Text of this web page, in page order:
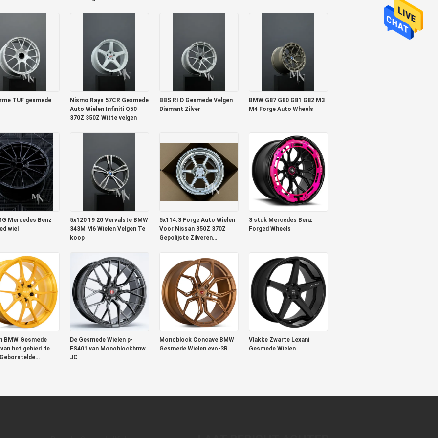
TUF gesmede
Nismo Rays 57CR Gesmede
Auto Wielen Infiniti Q50
370Z 350Z Witte velgen
BBS RI D Gesmede Velgen
Diamant Zilver
BMW G87 G80 G81 G82 M3
M4 Forge Auto Wheels
Mercedes Benz
wiel
5x120 19 20 Vervalste BMW
343M M6 Wielen Velgen Te
koop
5x114.3 Forge Auto Wielen
Voor Nissan 350Z 370Z
Gepolijste Zilveren
3 stuk Mercedes Benz
Forged Wheels
BMW Gesmede
het gebied de
De Gesmede Wielen p-
FS401 van Monoblockbmw
JC
Monoblock Concave BMW
Gesmede Wielen evo-3R
Vlakke Zwarte Lexani
Gesmede Wielen